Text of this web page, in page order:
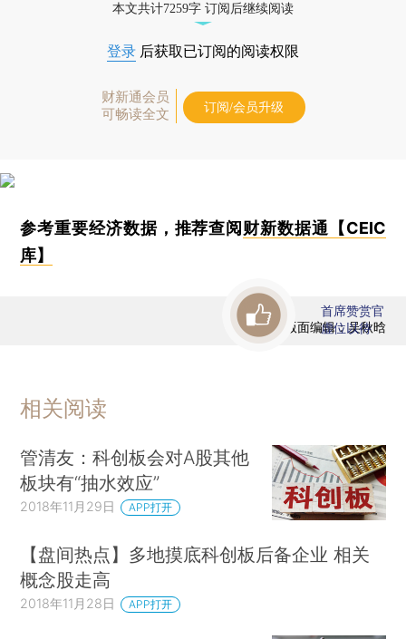
本文共计7259字 订阅后继续阅读
登录 后获取已订阅的阅读权限
财新通会员
可畅读全文
订阅/会员升级
参考重要经济数据，推荐查阅 财新数据通【CEIC
库】
版面编辑：吴秋晗
首席赞赏官
虚位以待
相关阅读
管清友：科创板会对A股其他
板块有“抽水效应”
2018年11月29日 APP打开
【盘间热点】多地摸底科创板后备企业 相关
概念股走高
2018年11月28日 APP打开